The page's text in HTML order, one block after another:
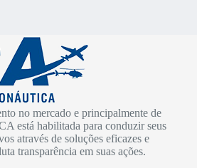
no mercado e principalmente de
está habilitada para conduzir seus
através de soluções eficazes e
transparência em suas ações.